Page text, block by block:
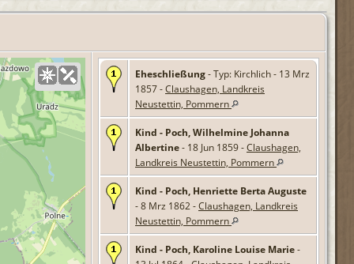
Eheschließung- Typ: Kirchlich - 13 Mrz
1857 -Claushagen, Landkreis
Neustettin, Pommern
Kind - Poch, Wilhelmine Johanna
Albertine- 18 Jun 1859 -Claushagen,
Landkreis Neustettin, Pommern
Kind - Poch, Henriette Berta Auguste
- 8 Mrz 1862 -Claushagen, Landkreis
Neustettin, Pommern
Kind - Poch, Karoline Louise Marie-